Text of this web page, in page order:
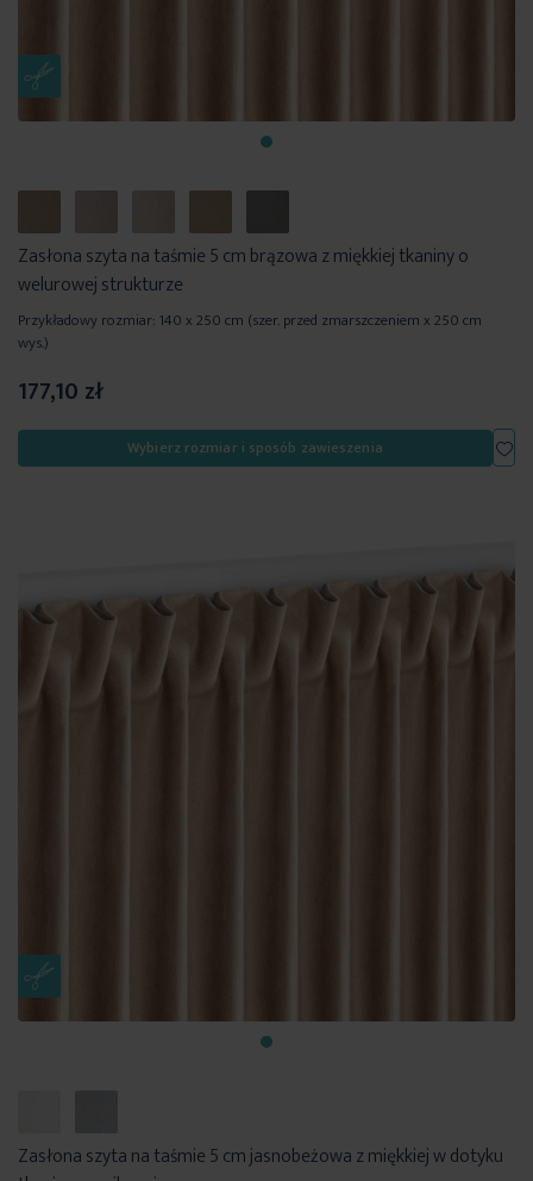
Zasłona szyta na taśmie 5 cm brązowa z miękkiej tkaniny o
welurowej strukturze
Przykładowy rozmiar: 140 x 250 cm (szer. przed zmarszczeniem x 250 cm
wys.)
177,10 zł
Wybierz rozmiar i sposób zawieszenia
Zasłona szyta na taśmie 5 cm jasnobeżowa z miękkiej w dotyku